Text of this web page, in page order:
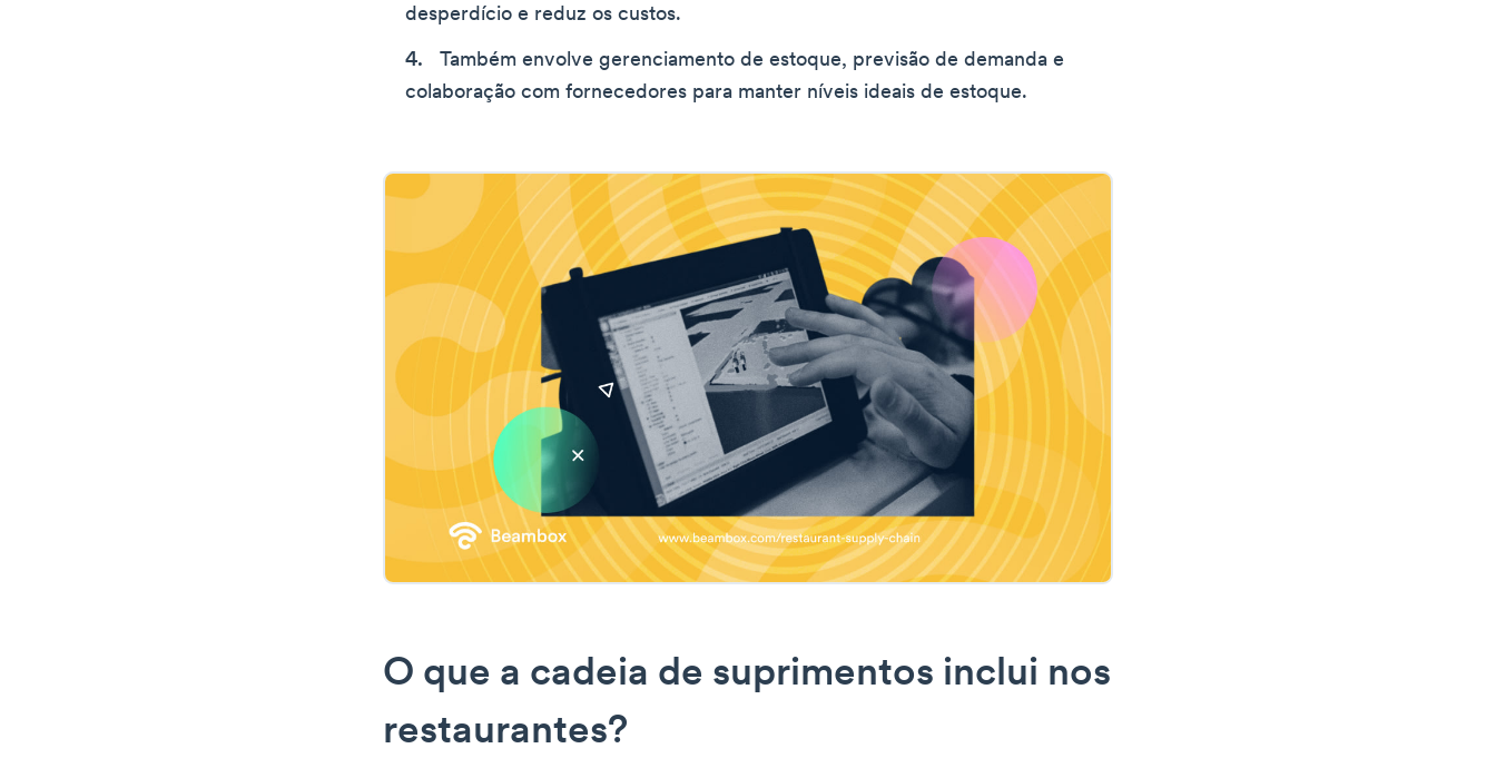
desperdício e reduz os custos.
Também envolve gerenciamento de estoque, previsão de demanda e
colaboração com fornecedores para manter níveis ideais de estoque.
O que a cadeia de suprimentos inclui nos
restaurantes?